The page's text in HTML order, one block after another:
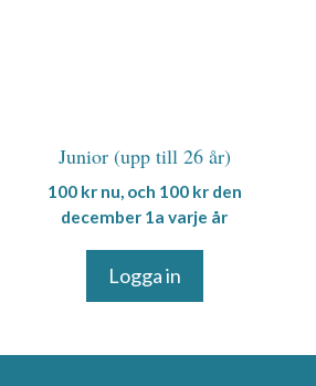
Junior (upp till 26 år)
100 kr nu, och 100 kr den
december 1a varje år
Logga in